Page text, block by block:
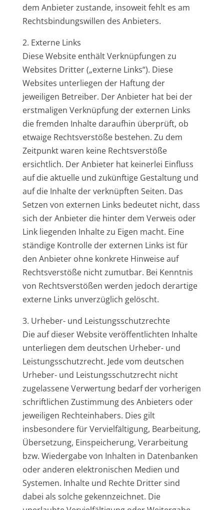
dem Anbieter zustande, insoweit fehlt es am
Rechtsbindungswillen des Anbieters.
2. Externe Links
Diese Website enthält Verknüpfungen zu
Websites Dritter („externe Links“). Diese
Websites unterliegen der Haftung der
jeweiligen Betreiber. Der Anbieter hat bei der
erstmaligen Verknüpfung der externen Links
die fremden Inhalte daraufhin überprüft, ob
etwaige Rechtsverstöße bestehen. Zu dem
Zeitpunkt waren keine Rechtsverstöße
ersichtlich. Der Anbieter hat keinerlei Einfluss
auf die aktuelle und zukünftige Gestaltung und
auf die Inhalte der verknüpften Seiten. Das
Setzen von externen Links bedeutet nicht, dass
sich der Anbieter die hinter dem Verweis oder
Link liegenden Inhalte zu Eigen macht. Eine
ständige Kontrolle der externen Links ist für
den Anbieter ohne konkrete Hinweise auf
Rechtsverstöße nicht zumutbar. Bei Kenntnis
von Rechtsverstößen werden jedoch derartige
externe Links unverzüglich gelöscht.
3. Urheber- und Leistungsschutzrechte
Die auf dieser Website veröffentlichten Inhalte
unterliegen dem deutschen Urheber- und
Leistungsschutzrecht. Jede vom deutschen
Urheber- und Leistungsschutzrecht nicht
zugelassene Verwertung bedarf der vorherigen
schriftlichen Zustimmung des Anbieters oder
jeweiligen Rechteinhabers. Dies gilt
insbesondere für Vervielfältigung, Bearbeitung,
Übersetzung, Einspeicherung, Verarbeitung
bzw. Wiedergabe von Inhalten in Datenbanken
oder anderen elektronischen Medien und
Systemen. Inhalte und Rechte Dritter sind
dabei als solche gekennzeichnet. Die